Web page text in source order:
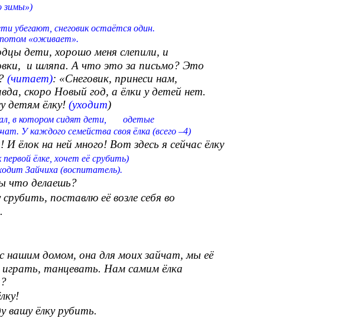
снеговик остаётся один.
«оживает».
дети, хорошо меня слепили, и
и шляпа. А что это за письмо? Это
(читает): «Снеговик, принеси нам,
Новый год, а ёлки у детей нет.
ёлку! (уходит)
зал, в котором сидят дети, одетые
У каждого семейства своя ёлка (всего –4)
И ёлок на ней много! Вот здесь я сейчас ёлку
ёлке, хочет её срубить)
(воспитатель).
что делаешь?
поставлю её возле себя во
нашим домом, она для моих зайчат, мы её
танцевать. Нам самим ёлка
вашу ёлку рубить.